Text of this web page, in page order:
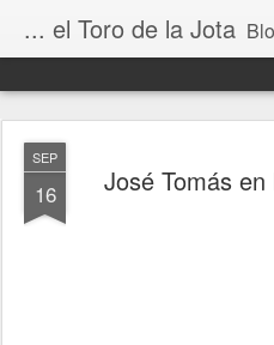
... el Toro de la Jota
SEP
16 José Tomás